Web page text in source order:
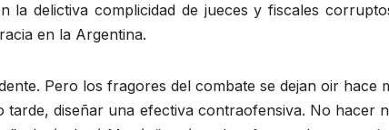
delictiva complicidad de jueces y fiscales
en la Argentina.
Pero los fragores del combate se dejan oir hace
tarde, diseñar una efectiva contraofensiva. No hacer